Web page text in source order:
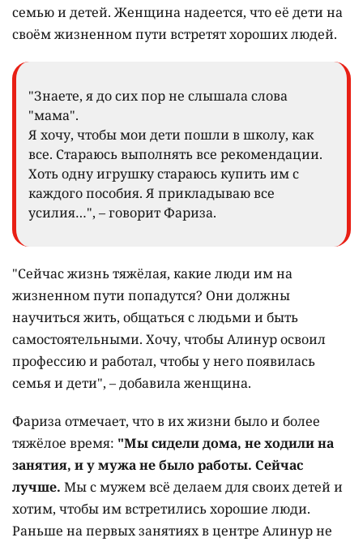
семью и детей. Женщина надеется, что её дети на
своём жизненном пути встретят хороших людей.
"Знаете, я до сих пор не слышала слова
"мама".
Я хочу, чтобы мои дети пошли в школу, как
все. Стараюсь выполнять все рекомендации.
Хоть одну игрушку стараюсь купить им с
каждого пособия. Я прикладываю все
усилия…", – говорит Фариза.
"Сейчас жизнь тяжёлая, какие люди им на
жизненном пути попадутся? Они должны
научиться жить, общаться с людьми и быть
самостоятельными. Хочу, чтобы Алинур освоил
профессию и работал, чтобы у него появилась
семья и дети", – добавила женщина.
Фариза отмечает, что в их жизни было и более
тяжёлое время: "Мы сидели дома, не ходили на
занятия, и у мужа не было работы. Сейчас
лучше. Мы с мужем всё делаем для своих детей и
хотим, чтобы им встретились хорошие люди.
Раньше на первых занятиях в центре Алинур не